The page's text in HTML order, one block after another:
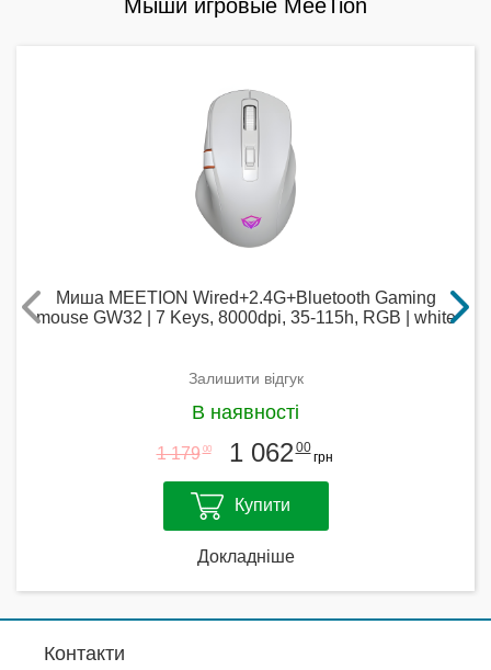
Мыши игровые MeeTion
Миша MEETION Wired+2.4G+Bluetooth Gaming
mouse GW32 | 7 Keys, 8000dpi, 35-115h, RGB | white
Залишити відгук
В наявності
1 179 00 1 062 00
грн
Купити
Докладніше
Контакти